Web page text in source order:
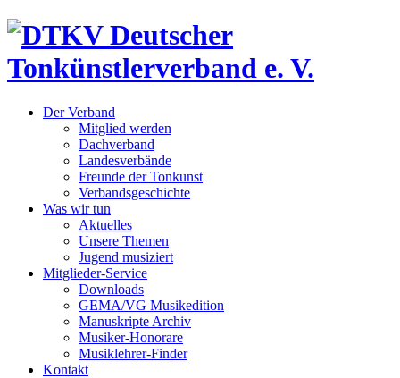
Der Verband
Mitglied werden
Dachverband
Landesverbände
Freunde der Tonkunst
Verbandsgeschichte
Was wir tun
Aktuelles
Unsere Themen
Jugend musiziert
Mitglieder-Service
Downloads
GEMA/VG Musikedition
Manuskripte Archiv
Musiker-Honorare
Musiklehrer-Finder
Kontakt